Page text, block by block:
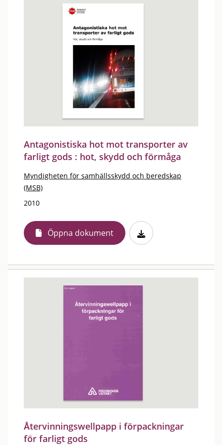
Antagonistiska hot mot transporter av
farligt gods : hot, skydd och förmåga
Myndigheten för samhällsskydd och beredskap
(MSB)
2010
Öppna dokument
Återvinningswellpapp i förpackningar
för farligt gods